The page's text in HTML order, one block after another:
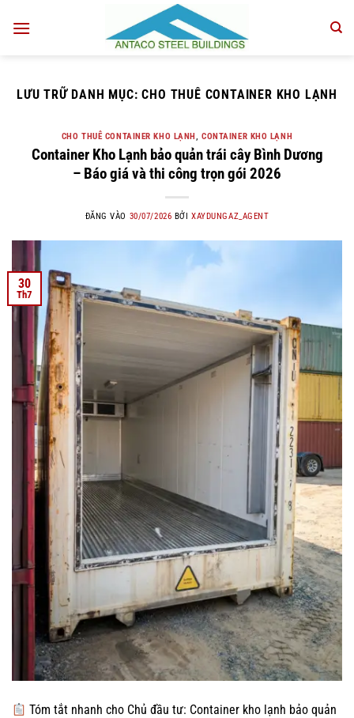
qua
LƯU TRỮ DANH MỤC:CHO THUÊ CONTAINER KHO LẠNH
CHO THUÊ CONTAINER KHO LẠNH,CONTAINER KHO LẠNH
Container Kho Lạnh bảo quản trái cây Bình Dương
– Báo giá và thi công trọn gói 2026
ĐĂNG VÀO 30/07/2026 BỞIXAYDUNGAZ_AGENT
30
Th7
Tóm tắt nhanh cho Chủ đầu tư: Container kho lạnh bảo quản